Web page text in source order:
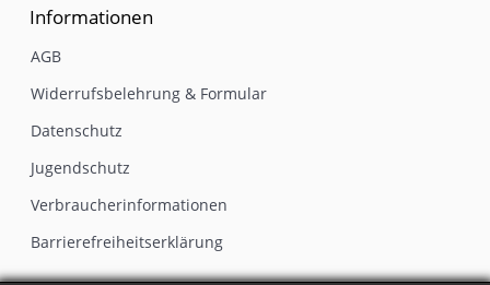
Informationen
AGB
Widerrufsbelehrung & Formular
Datenschutz
Jugendschutz
Verbraucherinformationen
Barrierefreiheitserklärung